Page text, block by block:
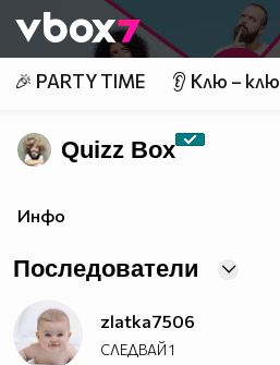
👾
🎉 PARTY TIME 👂 Клю – клю
Quizz Box
Инфо
Последователи
zlatka7506
СЛЕДВАЙ1